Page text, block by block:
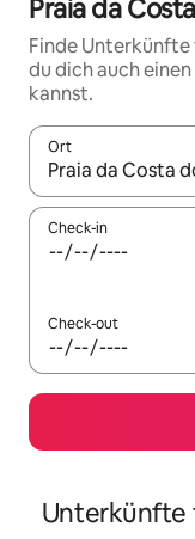
Praia da
Finde
du dich auch
kannst.
Ort
Wenn Ergebnisse
Check-in
Check-out
Unterkünfte